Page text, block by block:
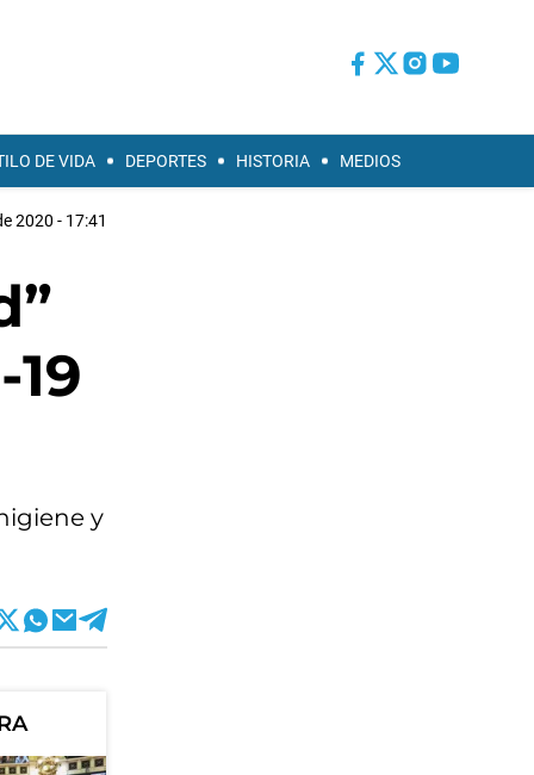
DE VIDA DEPORTES HISTORIA MEDIOS
2020 - 17:41
y